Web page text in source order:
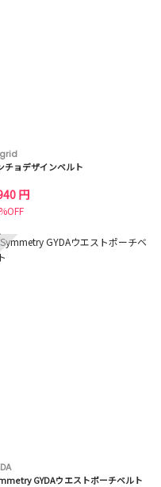
チョデザインベルト
円
GYDAウエストポーチベルト